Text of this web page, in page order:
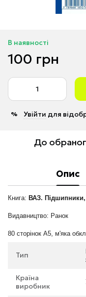
В наявності
100 грн
% Увійти для
До
Опис
Книга: ВАЗ. Підшипники,
Видавництво: Ранок
80 сторінок А5, м'яка
Тип
Країна
виробник